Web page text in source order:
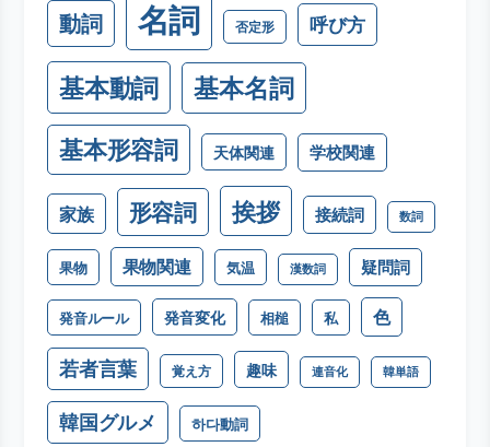
動詞 名詞 否定形 呼び方
基本動詞 基本名詞
基本形容詞 天体関連 学校関連
家族 形容詞 挨拶 接続詞 数詞
果物 果物関連 気温 漢数詞 疑問詞
発音ルール 発音変化 相槌 私 色
若者言葉 覚え方 趣味 連音化 韓単語
韓国グルメ 하다動詞